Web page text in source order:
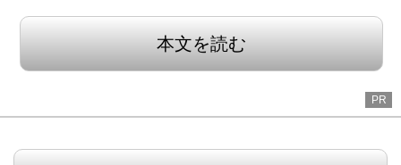
本文を読む
PR